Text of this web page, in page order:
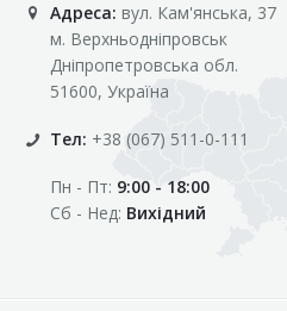
«Сільпо»
«Фора»
«Фреш»
«Фуршет»
«Цент»
Адреса: вул. Кам'янська, 37
м. Верхньодніпровськ
Дніпропетровська обл.
51600, Україна
Тел: +38 (067) 511-0-111
Пн - Пт: 9:00 - 18:00
Сб - Нед: Вихідний